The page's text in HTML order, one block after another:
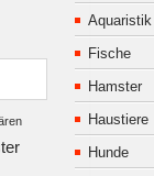
Aquaristik
Fische
Hamster
Haustiere
Hunde